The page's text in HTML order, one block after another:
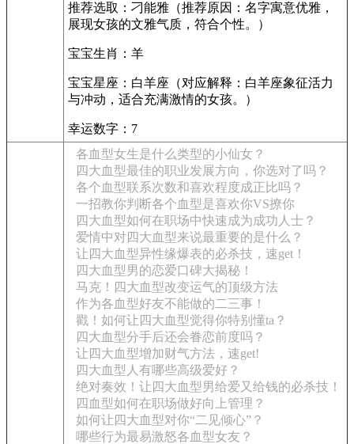
推荐选取：刁能雅（推荐原因：名字寓意优雅，
展现女孩的文雅气质，符合个性。）
宝宝生肖：羊
宝宝星座：白羊座（对应解释：白羊座象征活力
与冲动，适合充满激情的女孩。）
幸运数字：7
各血型女生是什么类型的小仙女？
四大血型最佳的职业发展方向，你选对了吗？
各个血型联系次数和喜欢程度成正比吗？
一招教你判断各个血型是喜欢你VS撩你
四大血型如何在职场中快速成为成功人士？
爱情中对四大血型来说最重要的是什么？
让四大血型异性缘爆表的必杀技，速get！
四大血型男的恋爱口碑大揭秘！
马克！四大血型改变运气的顶级方法
作为各血型好友不能做的二三事！
戳！如何让四大血型觉得你特别懂ta？
四大血型分手后还会眷恋前度吗？
让四大血型增加财气方法，速get!
四大血型人有哪些高级爱好？
绝对奏效！让四大血型男给爱又给钱的必杀技！
四血型如何在职场做好向上管理？
如何让四大血型对你“二见倾心”？
哪些行为最易激怒各血型女友？